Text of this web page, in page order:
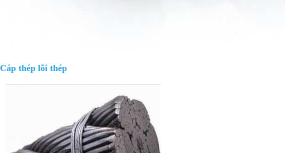
Cáp thép lõi thép